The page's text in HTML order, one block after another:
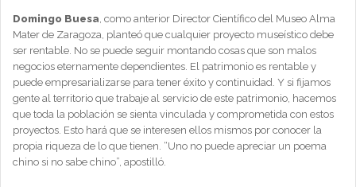
Domingo Buesa, como anterior Director Científico del Museo Alma
Mater de Zaragoza, planteó que cualquier proyecto museístico debe
ser rentable. No se puede seguir montando cosas que son malos
negocios eternamente dependientes. El patrimonio es rentable y
puede empresarializarse para tener éxito y continuidad. Y si fijamos
gente al territorio que trabaje al servicio de este patrimonio, hacemos
que toda la población se sienta vinculada y comprometida con estos
proyectos. Esto hará que se interesen ellos mismos por conocer la
propia riqueza de lo que tienen. “Uno no puede apreciar un poema
chino si no sabe chino”, apostilló.